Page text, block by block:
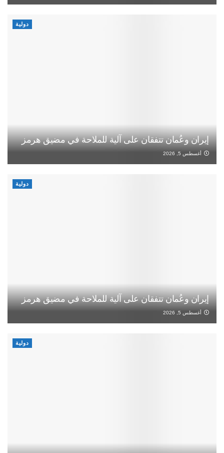
دولية
إيران وعُمان تتفقان على آلية للملاحة في مضيق هرمز
أغسطس 5, 2026
دولية
إيران وعُمان تتفقان على آلية للملاحة في مضيق هرمز
أغسطس 5, 2026
دولية